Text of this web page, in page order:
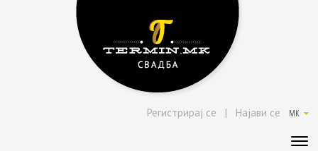
MK
Најави се
|
Регистрирај се